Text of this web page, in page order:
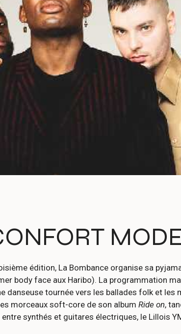
édition, La Bombance organise sa
body face aux Haribo). La programmation
tournée vers les ballades folk et les
morceaux soft-core de son album Ride on,
synthés et guitares électriques, le Lillois